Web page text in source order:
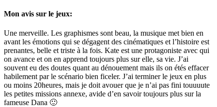
Mon avis sur le jeux:
Une merveille. Les graphismes sont beau, la musique met bien en
avant les émotions qui se dégagent des cinématiques et l’histoire est
prenantes, belle et triste à la fois. Kate est une protagoniste avec qui
on avance et on en apprend toujours plus sur elle, sa vie. J’ai
souvent eu des doutes quant au dénouement mais ils on étés effacer
habilement par le scénario bien ficeler. J’ai terminer le jeux en plus
ou moins 20heures, mais je doit avouer que je n’ai pas fini touuuute
les petites missions annexe, avide d’en savoir toujours plus sur la
fameuse Dana 🙂